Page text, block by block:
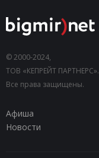
© 2000-2024,
ТОВ «КЕПРЕЙТ ПАРТНЕРС».
Все права защищены.
Афиша
Новости